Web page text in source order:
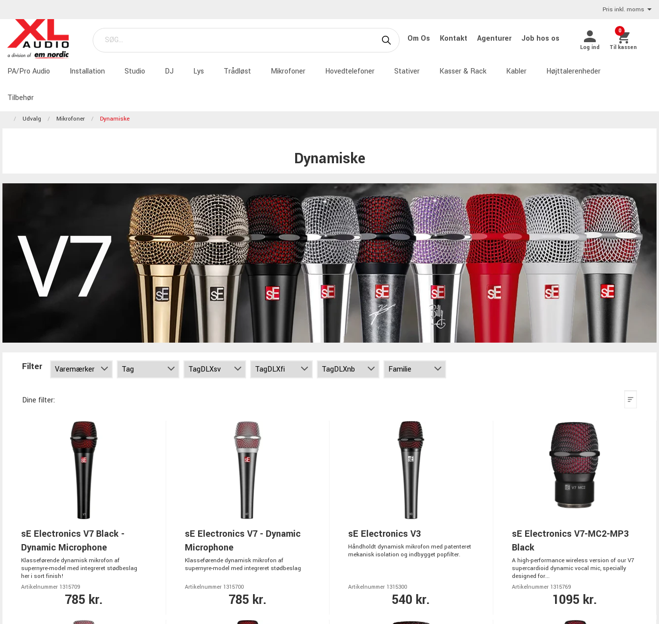
Pris inkl. moms
Om Os Kontakt Agenturer Job hos os
Log ind
0
Til kassen
PA/Pro Audio Installation Studio DJ Lys Trådløst Mikrofoner Hovedtelefoner Stativer Kasser & Rack Kabler Højttalerenheder
Tilbehør
Udvalg Mikrofoner Dynamiske
Dynamiske
Filter
Dine filter:
sE Electronics V7 Black -
Dynamic Microphone
Klasseførende dynamisk mikrofon af
supernyre-model med integreret stødbeslag
her i sort finish!
Artikelnummer 1315709
785 kr.
sE Electronics V7 - Dynamic
Microphone
Klasseførende dynamisk mikrofon af
supernyre-model med integreret stødbeslag
Artikelnummer 1315700
785 kr.
sE Electronics V3
Håndholdt dynamisk mikrofon med patenteret
mekanisk isolation og indbygget popfilter.
Artikelnummer 1315300
540 kr.
sE Electronics V7-MC2-MP3
Black
A high-performance wireless version of our V7
supercardioid dynamic vocal mic, specially
designed for...
Artikelnummer 1315769
1095 kr.